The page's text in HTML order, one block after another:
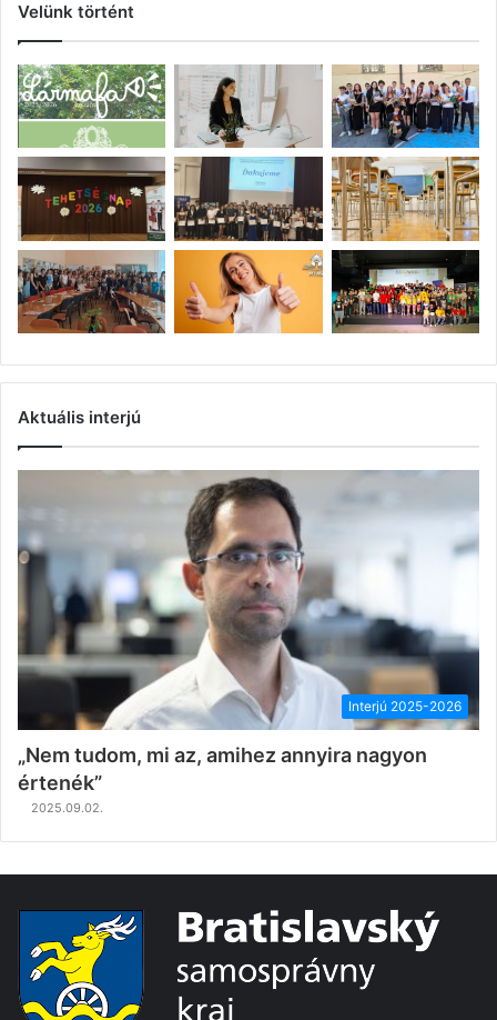
Velünk történt
Aktuális interjú
Interjú 2025-2026
„Nem tudom, mi az, amihez annyira nagyon
értenék”
2025.09.02.